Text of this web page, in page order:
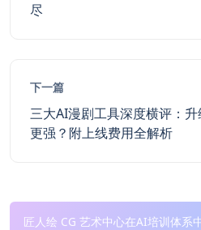
尽
下一篇
三大AI漫剧工具深度横评：
更强？附上线费用全解析
匠人绘 CG 艺术中心在AI培训体系